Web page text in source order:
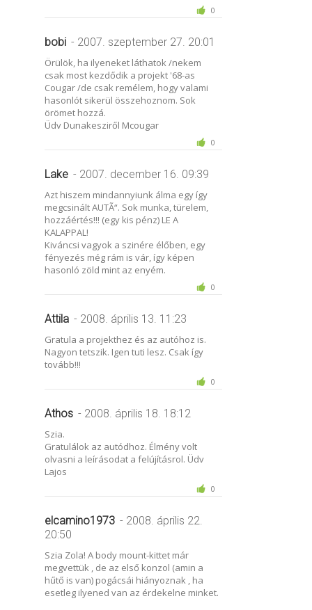
0
bobi - 2007. szeptember 27. 20:01
Örülök, ha ilyeneket láthatok /nekem
csak most kezdődik a projekt '68-as
Cougar /de csak remélem, hogy valami
hasonlót sikerül összehoznom. Sok
örömet hozzá.
Üdv Dunakesziről Mcougar
0
Lake - 2007. december 16. 09:39
Azt hiszem mindannyiunk álma egy így
megcsinált AUTÃ“. Sok munka, türelem,
hozzáértés!!! (egy kis pénz) LE A
KALAPPAL!
Kiváncsi vagyok a szinére élőben, egy
fényezés még rám is vár, így képen
hasonló zöld mint az enyém.
0
Attila - 2008. április 13. 11:23
Gratula a projekthez és az autóhoz is.
Nagyon tetszik. Igen tuti lesz. Csak így
tovább!!!
0
Athos - 2008. április 18. 18:12
Szia.
Gratulálok az autódhoz. Élmény volt
olvasni a leírásodat a felújításrol. Üdv
Lajos
0
elcamino1973 - 2008. április 22.
20:50
Szia Zola! A body mount-kittet már
megvettük , de az első konzol (amin a
hűtő is van) pogácsái hiányoznak , ha
esetleg ilyened van az érdekelne minket.